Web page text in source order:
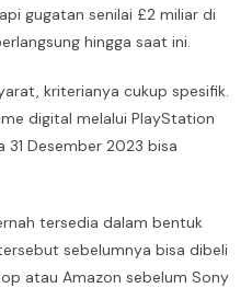
gugatan senilai £2 miliar di
hingga saat ini.
kriterianya cukup spesifik.
digital melalui PlayStation
31 Desember 2023 bisa
tersedia dalam bentuk
sebelumnya bisa dibeli
atau Amazon sebelum Sony